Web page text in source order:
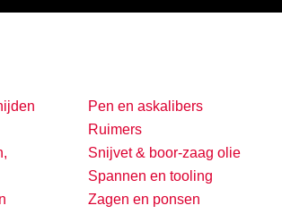
Pen en askalibers
Ruimers
Snijvet & boor-zaag olie
Spannen en tooling
Zagen en ponsen